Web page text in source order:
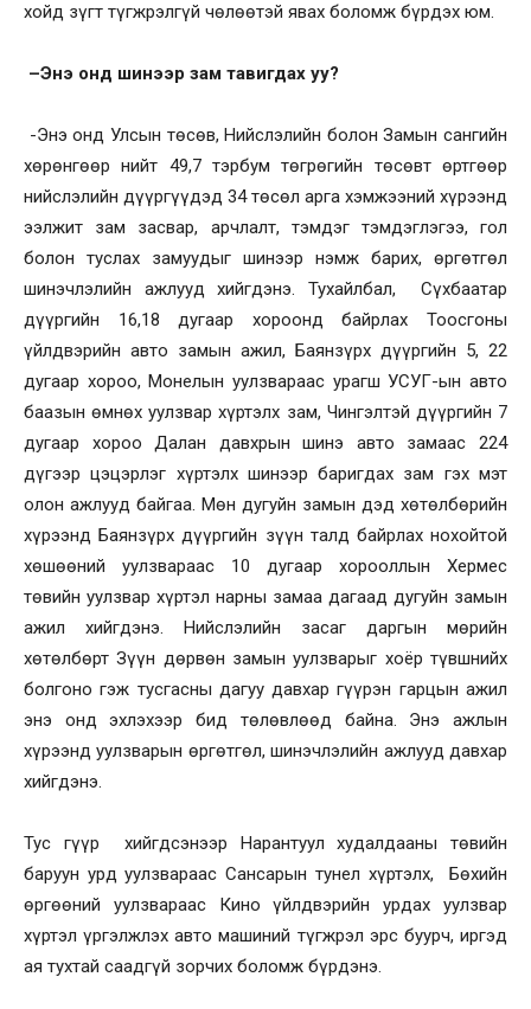
хойд зүгт түгжрэлгүй чөлөөтэй явах боломж бүрдэх юм.
–Энэ онд шинээр зам тавигдах уу?
-Энэ онд Улсын төсөв, Нийслэлийн болон Замын сангийн
хөрөнгөөр нийт 49,7 тэрбум төгрөгийн төсөвт өртгөөр
нийслэлийн дүүргүүдэд 34 төсөл арга хэмжээний хүрээнд
ээлжит зам засвар, арчлалт, тэмдэг тэмдэглэгээ, гол
болон туслах замуудыг шинээр нэмж барих, өргөтгөл
шинэчлэлийн ажлууд хийгдэнэ. Тухайлбал, Сүхбаатар
дүүргийн 16,18 дугаар хороонд байрлах Тоосгоны
үйлдвэрийн авто замын ажил, Баянзүрх дүүргийн 5, 22
дугаар хороо, Монелын уулзвараас урагш УСУГ-ын авто
баазын өмнөх уулзвар хүртэлх зам, Чингэлтэй дүүргийн 7
дугаар хороо Далан давхрын шинэ авто замаас 224
дүгээр цэцэрлэг хүртэлх шинээр баригдах зам гэх мэт
олон ажлууд байгаа. Мөн дугуйн замын дэд хөтөлбөрийн
хүрээнд Баянзүрх дүүргийн зүүн талд байрлах нохойтой
хөшөөний уулзвараас 10 дугаар хорооллын Хермес
төвийн уулзвар хүртэл нарны замаа дагаад дугуйн замын
ажил хийгдэнэ. Нийслэлийн засаг даргын мөрийн
хөтөлбөрт Зүүн дөрвөн замын уулзварыг хоёр түвшнийх
болгоно гэж тусгасны дагуу давхар гүүрэн гарцын ажил
энэ онд эхлэхээр бид төлөвлөөд байна. Энэ ажлын
хүрээнд уулзварын өргөтгөл, шинэчлэлийн ажлууд давхар
хийгдэнэ.
Тус гүүр хийгдсэнээр Нарантуул худалдааны төвийн
баруун урд уулзвараас Сансарын тунел хүртэлх, Бөхийн
өргөөний уулзвараас Кино үйлдвэрийн урдах уулзвар
хүртэл үргэлжлэх авто машиний түгжрэл эрс буурч, иргэд
ая тухтай саадгүй зорчих боломж бүрдэнэ.